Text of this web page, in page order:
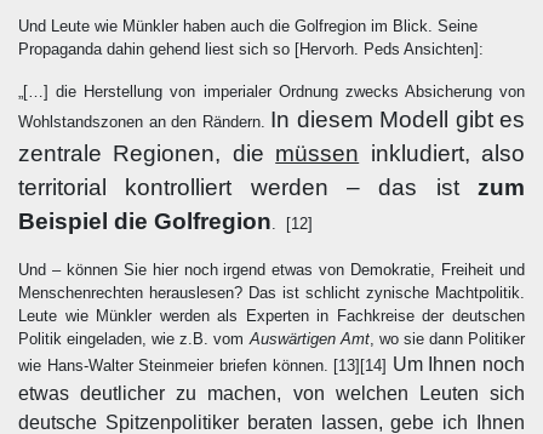
Und Leute wie Münkler haben auch die Golfregion im Blick. Seine
Propaganda dahin gehend liest sich so [Hervorh. Peds Ansichten] :
„[…] die Herstellung von imperialer Ordnung zwecks Absicherung von
Wohlstandszonen an den Rändern. In diesem Modell gibt es
zentrale Regionen, die müssen inkludiert, also
territorial kontrolliert werden – das ist zum
Beispiel die Golfregion. [12]
Und – können Sie hier noch irgend etwas von Demokratie, Freiheit und
Menschenrechten herauslesen? Das ist schlicht zynische Machtpolitik.
Leute wie Münkler werden als Experten in Fachkreise der deutschen
Politik eingeladen, wie z.B. vomAuswärtigen Amt, wo sie dann Politiker
wie Hans-Walter Steinmeier briefen können. [13][14] Um Ihnen noch
etwas deutlicher zu machen, von welchen Leuten sich
deutsche Spitzenpolitiker beraten lassen, gebe ich Ihnen